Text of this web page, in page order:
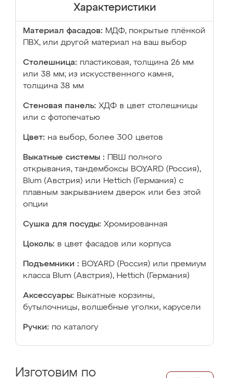
Характеристики
Материал фасадов: МДФ, покрытые плёнкой
ПВХ, или другой материал на ваш выбор
Столешница: пластиковая, толщина 26 мм
или 38 мм; из искусственного камня,
толщина 38 мм
Стеновая панель: ХДФ в цвет столешницы
или с фотопечатью
Цвет: на выбор, более 300 цветов
Выкатные системы :
ПВШ полного
открывания, тандембоксы BOYARD (Россия),
Blum (Австрия) или Hettich (Германия) с
плавным закрыванием дверок или без этой
опции
Сушка для посуды: Хромированная
Цоколь: в цвет фасадов или корпуса
Подъемники : BOYARD (Россия) или премиум
класса Blum (Австрия), Hettich (Германия)
Аксессуары: Выкатные корзины,
бутылочницы, волшебные уголки, карусели
Ручки: по каталогу
Изготовим по